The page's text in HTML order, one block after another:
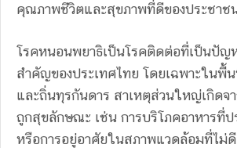
คุณภาพชีวิตและสุขภาพที่ดีของประชาช
โรคหนอนพยาธิเป็นโรคติดต่อที่เป็นปัญ
สำคัญของประเทศไทย โดยเฉพาะในพื้
และถิ่นทุรกันดาร สาเหตุส่วนใหญ่เกิดจ
ถูกสุขลักษณะ เช่น การบริโภคอาหารที่ป
หรือการอยู่อาศัยในสภาพแวดล้อมที่ไม่